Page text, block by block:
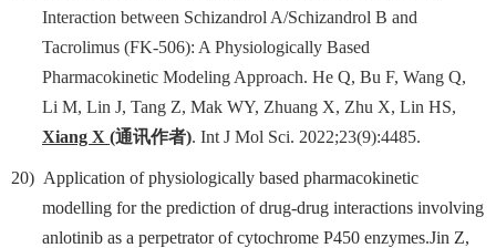
Interaction between Schizandrol A/Schizandrol B and
Tacrolimus (FK-506): A Physiologically Based
Pharmacokinetic Modeling Approach. He Q, Bu F, Wang Q,
Li M, Lin J, Tang Z, Mak WY, Zhuang X, Zhu X, Lin HS,
Xiang X (通讯作者). Int J Mol Sci. 2022;23(9):4485.
20) Application of physiologically based pharmacokinetic
modelling for the prediction of drug-drug interactions involving
anlotinib as a perpetrator of cytochrome P450 enzymes.Jin Z,